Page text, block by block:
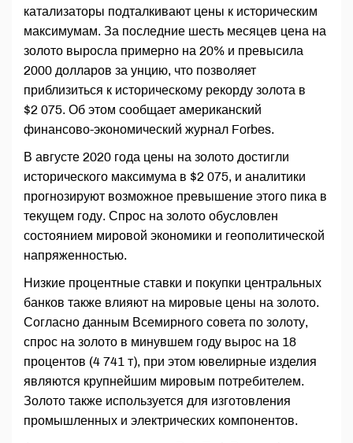
катализаторы подталкивают цены к историческим
максимумам. За последние шесть месяцев цена на
золото выросла примерно на 20% и превысила
2000 долларов за унцию, что позволяет
приблизиться к историческому рекорду золота в
$2 075. Об этом сообщает американский
финансово-экономический журнал Forbes.
В августе 2020 года цены на золото достигли
исторического максимума в $2 075, и аналитики
прогнозируют возможное превышение этого пика в
текущем году. Спрос на золото обусловлен
состоянием мировой экономики и геополитической
напряженностью.
Низкие процентные ставки и покупки центральных
банков также влияют на мировые цены на золото.
Согласно данным Всемирного совета по золоту,
спрос на золото в минувшем году вырос на 18
процентов (4 741 т), при этом ювелирные изделия
являются крупнейшим мировым потребителем.
Золото также используется для изготовления
промышленных и электрических компонентов.